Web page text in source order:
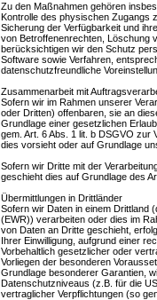
Zu den Maßnahmen gehören
Kontrolle des physischen Zugangs
Sicherung der Verfügbarkeit und
von Betroffenenrechten, Löschung
berücksichtigen wir den Schutz
Software sowie Verfahren,
datenschutzfreundliche
Zusammenarbeit mit
Sofern wir im Rahmen unserer
oder Dritten) offenbaren, sie an
Grundlage einer gesetzlichen
gem. Art. 6 Abs. 1 lit. b DSGVO zur
dies vorsieht oder auf Grundlage
Sofern wir Dritte mit der
geschieht dies auf Grundlage des
Übermittlungen in Drittländer
Sofern wir Daten in einem Drittland
(EWR)) verarbeiten oder dies im
von Daten an Dritte geschieht,
Ihrer Einwilligung, aufgrund einer
Vorbehaltlich gesetzlicher oder
Vorliegen der besonderen
Grundlage besonderer Garantien,
Datenschutzniveaus (z.B. für die
vertraglicher Verpflichtungen (so